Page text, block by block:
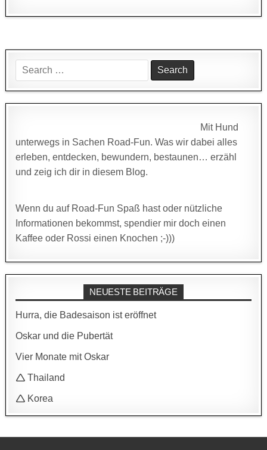
Search
for:
Mit Hund
unterwegs in Sachen Road-Fun. Was wir dabei alles
erleben, entdecken, bewundern, bestaunen… erzähl
und zeig ich dir in diesem Blog.
Wenn du auf Road-Fun Spaß hast oder nützliche
Informationen bekommst, spendier mir doch einen
Kaffee oder Rossi einen Knochen ;-)))
NEUESTE BEITRÄGE
Hurra, die Badesaison ist eröffnet
Oskar und die Pubertät
Vier Monate mit Oskar
🛆 Thailand
🛆 Korea